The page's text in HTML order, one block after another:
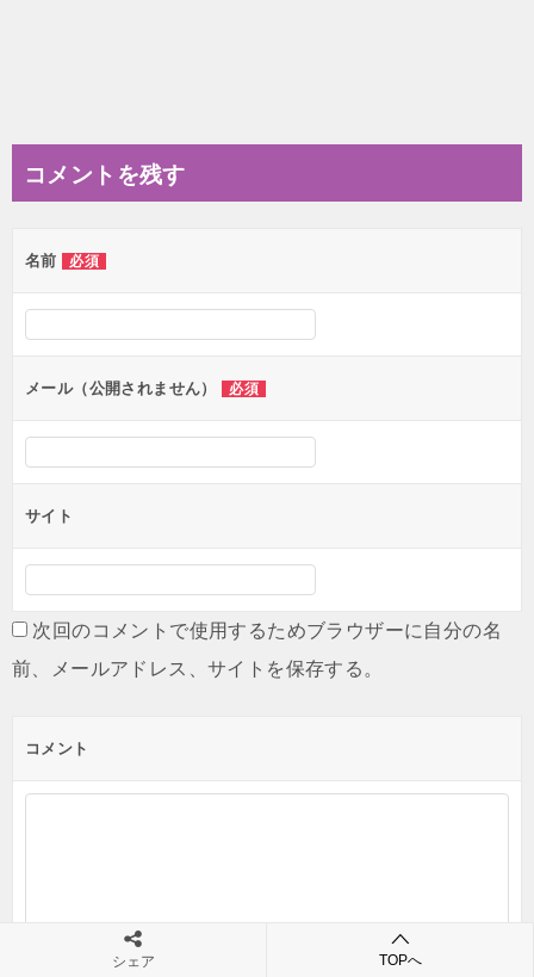
コメントを残す
名前 必須
メール（公開されません） 必須
サイト
次回のコメントで使用するためブラウザーに自分の名
前、メールアドレス、サイトを保存する。
コメント
シェア TOPへ